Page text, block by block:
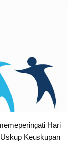
Hari
Keuskupan